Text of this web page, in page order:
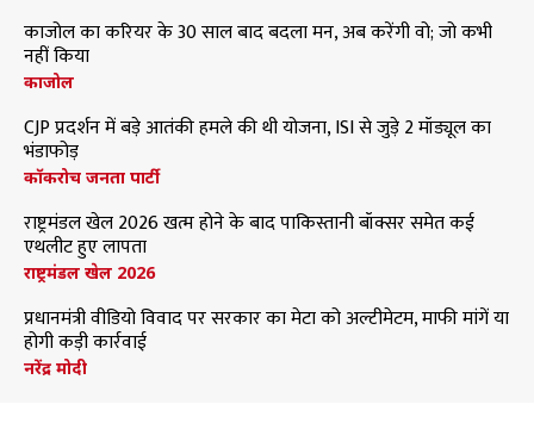
काजोल का करियर के 30 साल बाद बदला मन, अब करेंगी वो; जो कभी
नहीं किया
काजोल
CJP प्रदर्शन में बड़े आतंकी हमले की थी योजना, ISI से जुड़े 2 मॉड्यूल का
भंडाफोड़
कॉकरोच जनता पार्टी
राष्ट्रमंडल खेल 2026 खत्म होने के बाद पाकिस्तानी बॉक्सर समेत कई
एथलीट हुए लापता
राष्ट्रमंडल खेल 2026
प्रधानमंत्री वीडियो विवाद पर सरकार का मेटा को अल्टीमेटम, माफी मांगें या
होगी कड़ी कार्रवाई
नरेंद्र मोदी